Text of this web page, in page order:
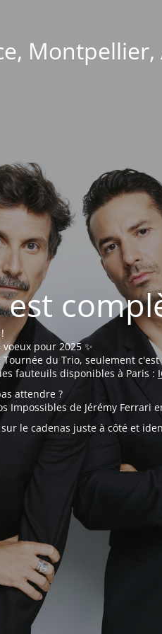
Montpellier,
pour 2025 ✨
du Trio, seulement
fauteuils disponibles à Paris :
attendre ?
Impossibles de Jérémy Ferrari
le cadenas juste à côté et